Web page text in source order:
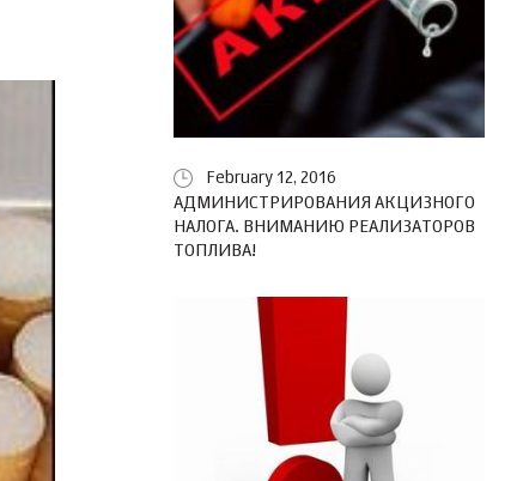
February 12, 2016
АДМИНИСТРИРОВАНИЯ АКЦИЗНОГО
НАЛОГА. ВНИМАНИЮ РЕАЛИЗАТОРОВ
ТОПЛИВА!